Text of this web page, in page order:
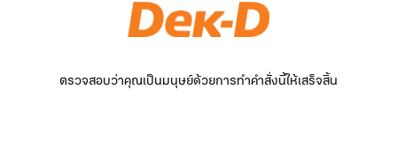
ตรวจสอบว่าคุณเป็นมนุษย์ด้วยการทำคำสั่งนี้ให้เสร็จสิ้น